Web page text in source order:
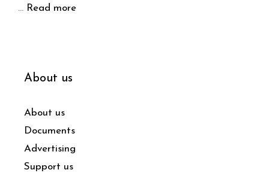
… Read more
About us
About us
Documents
Advertising
Support us